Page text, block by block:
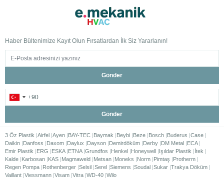
Haber Bültenimize Kayıt Olun Fırsatlardan İlk Siz Yararlanın!
Gönder
Gönder
3 Öz Plastik Airfel Ayen BAY-TEC Baymak Beybi Beze Bosch Buderus Case
Daikin Danfoss Daxom Daylux Dayson Demirdöküm Derby DM Metal ECA
Emir Plastik
ERG ESKA ETNA Grundfos Henkel Honeywell Işıldar Plastik
İtek
Kalde Karbosan KAS Magmaweld Metsan Moneks Norm Pimtaş
Protherm
Regen Pompa Rothenberger Selsil Serel Siemens Soudal Sukar Trakya Döküm
Vaillant Viessmann Visam Vitra WD-40 Wilo